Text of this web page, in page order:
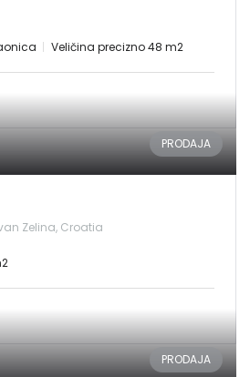
Veličina precizno 48 m2
PRODAJA
Zelina, Croatia
PRODAJA